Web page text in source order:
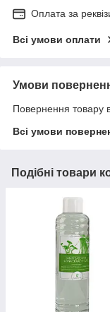
Оплата за
Всі умови оплати
Умови
Повернення товару
Всі умови
Подібні товари